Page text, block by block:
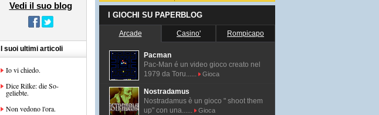
Vedi il suo blog
I suoi ultimi articoli
Io vi chiedo.
Dice Rilke: die So-
geliebte.
Non vedono l'ora.
I GIOCHI SU PAPERBLOG
Arcade Casino' Rompicapo
Pacman
Pac-Man é un video gioco creato nel
1979 da Toru......
Gioca
Nostradamus
Nostradamus è un gioco " shoot them
up" con una......
Gioca